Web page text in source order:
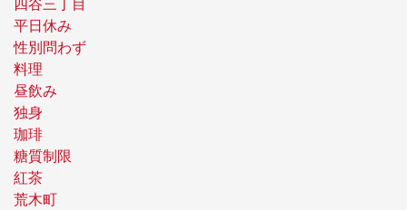
四谷三丁目
平日休み
性別問わず
料理
昼飲み
独身
珈琲
糖質制限
紅茶
荒木町